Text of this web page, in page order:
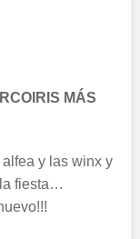
MÁS
y las winx y
fiesta…